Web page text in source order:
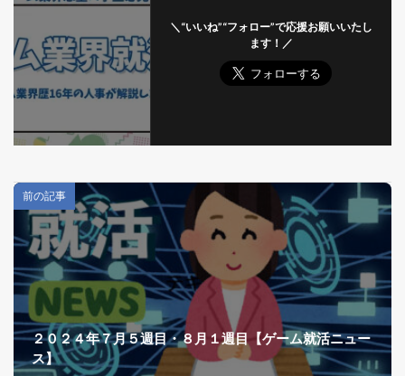
＼“いいね”“フォロー”で応援お願いいたし
ます！／
前の記事
２０２４年７月５週目・８月１週目【ゲーム就活ニュー
ス】